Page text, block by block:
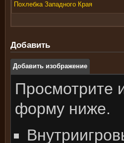
Похлебка Западного Края
Добавить
Добавить изображение
Просмотрите
форму ниже.